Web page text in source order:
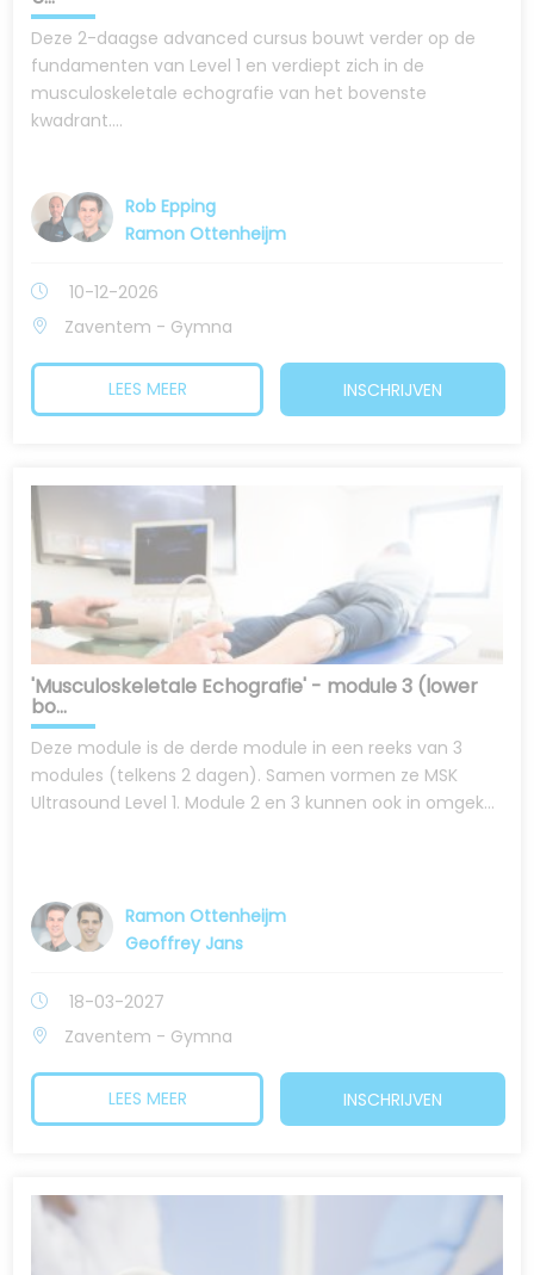
Deze 2-daagse advanced cursus bouwt verder op de
fundamenten van Level 1 en verdiept zich in de
musculoskeletale echografie van het bovenste
kwadrant....
Rob Epping
Ramon Ottenheijm
10-12-2026
Zaventem - Gymna
LEES MEER INSCHRIJVEN
'Musculoskeletale Echografie' - module 3 (lower
bo...
Deze module is de derde module in een reeks van 3
modules (telkens 2 dagen). Samen vormen ze MSK
Ultrasound Level 1. Module 2 en 3 kunnen ook in omgek...
Ramon Ottenheijm
Geoffrey Jans
18-03-2027
Zaventem - Gymna
LEES MEER INSCHRIJVEN